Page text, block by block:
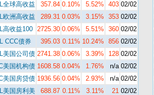
全球高收益
357.84 0.10% 5.52% 403 02/02
欧洲高收益
289.31 0.03% 3.15% 353 02/02
高收益100 2725.30 0.06% 5.51% 360 02/02
CCC债券
395.03 0.11% 10.24% 856 02/02
美国公司债 2741.38 0.06% 3.39% 128 02/02
美国机构债 1608.58 0.04% 1.76% n/a 02/02
美国房贷债 1936.56 0.04% 2.93% n/a 02/02
美国房利美
688.87 0.11% 3.11% 21 02/02